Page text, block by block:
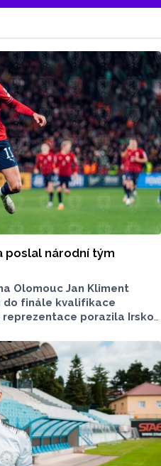
poslal národní tým
Olomouc Jan Kliment
do finále kvalifikace
reprezentace porazila Irsko